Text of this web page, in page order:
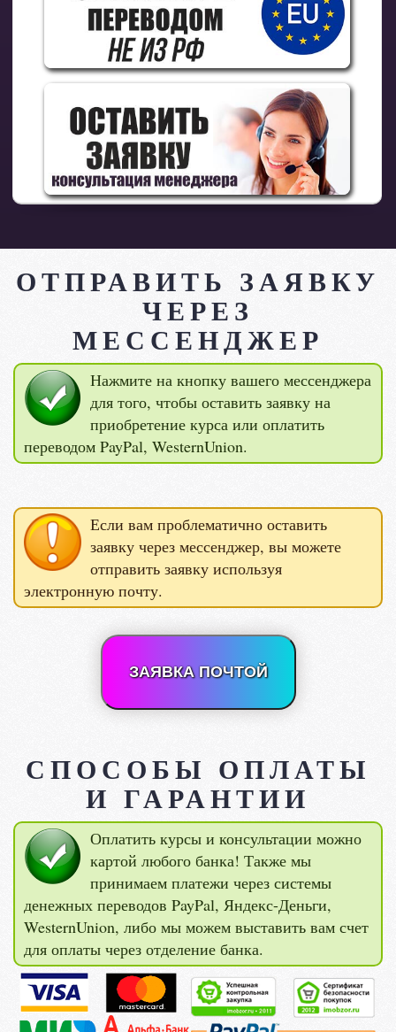
ОТПРАВИТЬ ЗАЯВКУ
ЧЕРЕЗ
МЕССЕНДЖЕР
Нажмите на кнопку вашего мессенджера
для того, чтобы оставить заявку на
приобретение курса или оплатить
переводом PayPal, WesternUnion.
Если вам проблематично оставить
заявку через мессенджер, вы можете
отправить заявку используя
электронную почту.
ЗАЯВКА ПОЧТОЙ
СПОСОБЫ ОПЛАТЫ
И ГАРАНТИИ
Оплатить курсы и консультации можно
картой любого банка! Также мы
принимаем платежи через системы
денежных переводов PayPal, Яндекс-Деньги,
WesternUnion, либо мы можем выставить вам счет
для оплаты через отделение банка.